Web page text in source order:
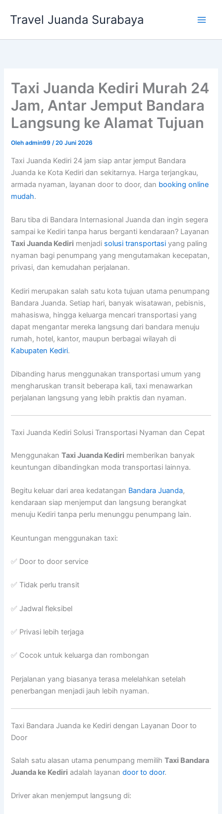
Travel Juanda Surabaya
Taxi Juanda Kediri Murah 24
Jam, Antar Jemput Bandara
Langsung ke Alamat Tujuan
Olehadmin99/20 Juni 2026
Taxi Juanda Kediri 24 jam siap antar jemput Bandara
Juanda ke Kota Kediri dan sekitarnya. Harga terjangkau,
armada nyaman, layanan door to door, dan booking online
mudah.
Baru tiba di Bandara Internasional Juanda dan ingin segera
sampai ke Kediri tanpa harus berganti kendaraan? Layanan
Taxi Juanda Kediri menjadi solusi transportasi yang paling
nyaman bagi penumpang yang mengutamakan kecepatan,
privasi, dan kemudahan perjalanan.
Kediri merupakan salah satu kota tujuan utama penumpang
Bandara Juanda. Setiap hari, banyak wisatawan, pebisnis,
mahasiswa, hingga keluarga mencari transportasi yang
dapat mengantar mereka langsung dari bandara menuju
rumah, hotel, kantor, maupun berbagai wilayah di
Kabupaten Kediri.
Dibanding harus menggunakan transportasi umum yang
mengharuskan transit beberapa kali, taxi menawarkan
perjalanan langsung yang lebih praktis dan nyaman.
Taxi Juanda Kediri Solusi Transportasi Nyaman dan Cepat
MenggunakanTaxi Juanda Kediri memberikan banyak
keuntungan dibandingkan moda transportasi lainnya.
Begitu keluar dari area kedatangan Bandara Juanda,
kendaraan siap menjemput dan langsung berangkat
menuju Kediri tanpa perlu menunggu penumpang lain.
Keuntungan menggunakan taxi:
✅ Door to door service
✅ Tidak perlu transit
✅ Jadwal fleksibel
✅ Privasi lebih terjaga
✅ Cocok untuk keluarga dan rombongan
Perjalanan yang biasanya terasa melelahkan setelah
penerbangan menjadi jauh lebih nyaman.
Taxi Bandara Juanda ke Kediri dengan Layanan Door to
Door
Salah satu alasan utama penumpang memilihTaxi Bandara
Juanda ke Kediri adalah layanandoor to door.
Driver akan menjemput langsung di: